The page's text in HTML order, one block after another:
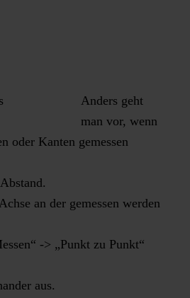
Anders geht
man vor, wenn
oder Kanten gemessen
an der gemessen werden
-> „Punkt zu Punkt“
aus.